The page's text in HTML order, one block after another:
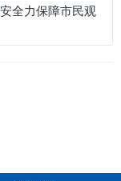
全力保障市民观